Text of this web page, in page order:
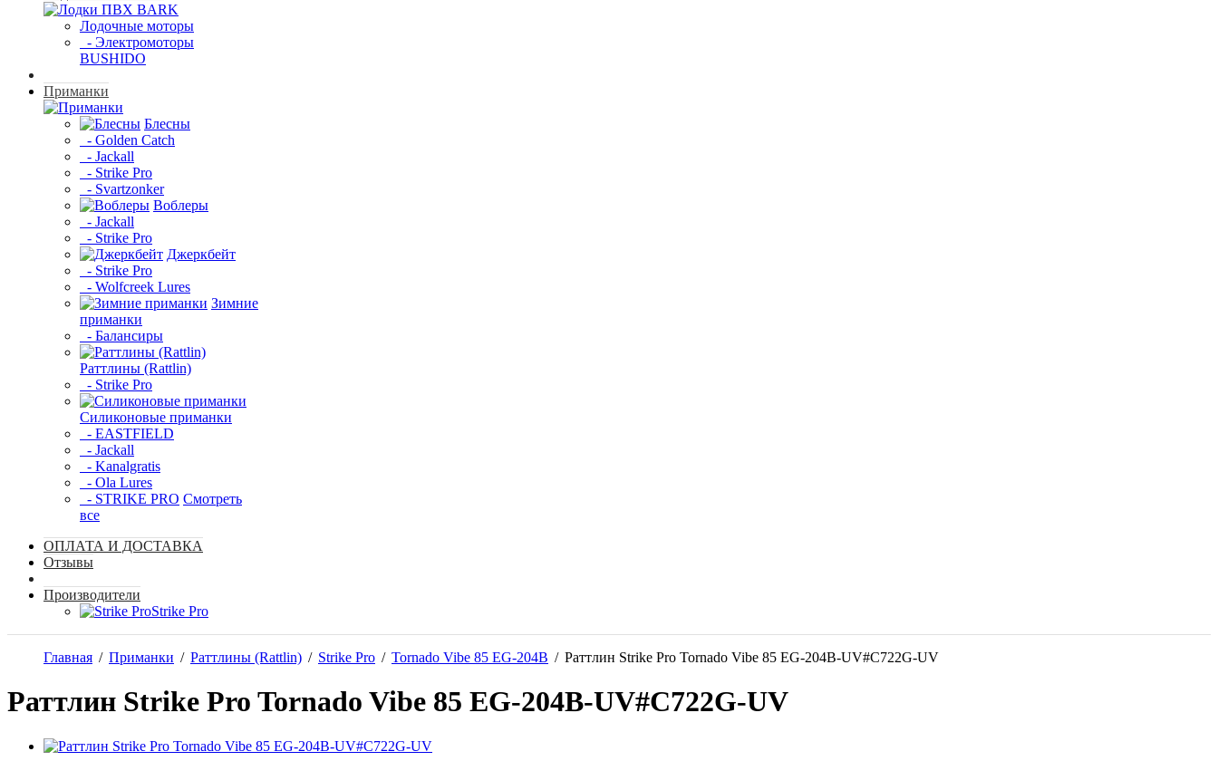
Лодочные моторы
- Электромоторы
BUSHIDO
Приманки
Блесны
- Golden Catch
- Jackall
- Strike Pro
- Svartzonker
Воблеры
- Jackall
- Strike Pro
Джеркбейт
- Strike Pro
- Wolfcreek Lures
Зимние
приманки
- Балансиры
Раттлины (Rattlin)
- Strike Pro
Силиконовые приманки
- EASTFIELD
- Jackall
- Kanalgratis
- Ola Lures
- STRIKE PRO Смотреть
все
ОПЛАТА И ДОСТАВКА
Отзывы
Производители
Strike Pro
Главная / Приманки / Раттлины (Rattlin) / Strike Pro / Tornado Vibe 85 EG-204B / Раттлин Strike Pro Tornado Vibe 85 EG-204B-UV#C722G-UV
Раттлин Strike Pro Tornado Vibe 85 EG-204B-UV#C722G-UV